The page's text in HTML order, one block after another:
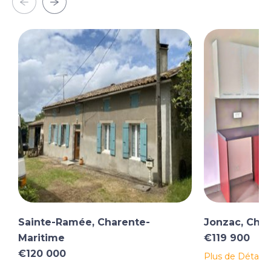
Sainte-Ramée, Charente-
Maritime
€120 000
Jonzac,
€119 900
Plus de Détails